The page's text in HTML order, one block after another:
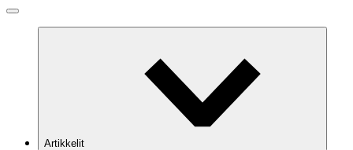
Artikkelit